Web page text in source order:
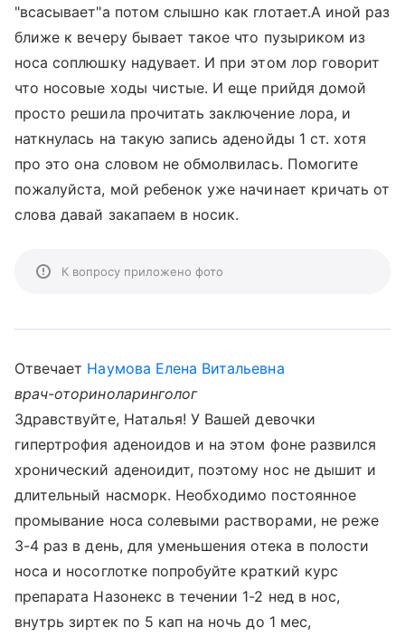
"всасывает"а потом слышно как глотает.А иной раз
ближе к вечеру бывает такое что пузыриком из
носа соплюшку надувает. И при этом лор говорит
что носовые ходы чистые. И еще прийдя домой
просто решила прочитать заключение лора, и
наткнулась на такую запись аденойды 1 ст. хотя
про это она словом не обмолвилась. Помогите
пожалуйста, мой ребенок уже начинает кричать от
слова давай закапаем в носик.
К вопросу приложено фото
Отвечает Наумова Елена Витальевна
врач-оториноларинголог
Здравствуйте, Наталья! У Вашей девочки
гипертрофия аденоидов и на этом фоне развился
хронический аденоидит, поэтому нос не дышит и
длительный насморк. Необходимо постоянное
промывание носа солевыми растворами, не реже
3-4 раз в день, для уменьшения отека в полости
носа и носоглотке попробуйте краткий курс
препарата Назонекс в течении 1-2 нед в нос,
внутрь зиртек по 5 кап на ночь до 1 мес,